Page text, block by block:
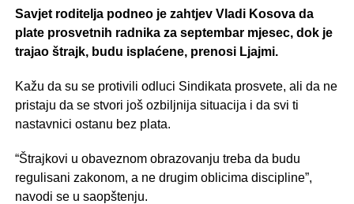
Savjet roditelja podneo je zahtjev Vladi Kosova da
plate prosvetnih radnika za septembar mjesec, dok je
trajao štrajk, budu isplaćene, prenosi Ljajmi.
Kažu da su se protivili odluci Sindikata prosvete, ali da ne
pristaju da se stvori još ozbiljnija situacija i da svi ti
nastavnici ostanu bez plata.
“Štrajkovi u obaveznom obrazovanju treba da budu
regulisani zakonom, a ne drugim oblicima discipline”,
navodi se u saopštenju.